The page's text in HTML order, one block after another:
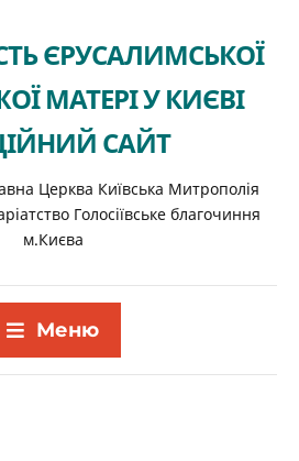
ЄРУСАЛИМСЬКОЇ
МАТЕРІ У КИЄВІ
САЙТ
Церква Київська Митрополія
Голосіївське благочиння
м.Києва
Меню